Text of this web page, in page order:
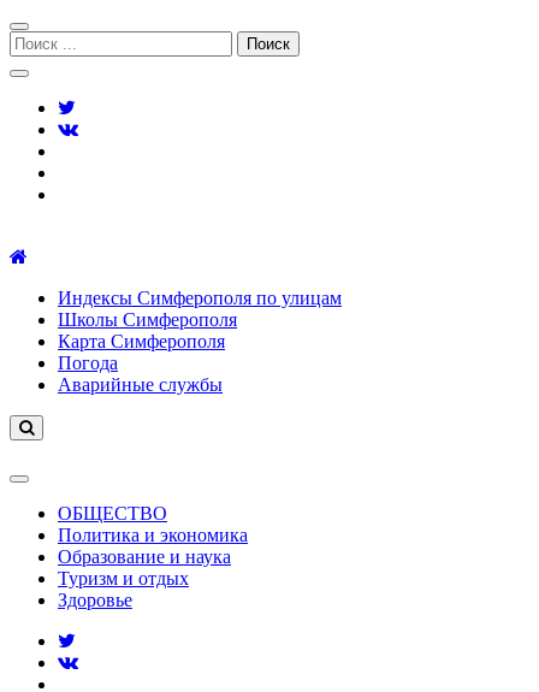
Перейти
к
навигации
Перейти
к
содержимому
Поиск:
Индексы Симферополя по улицам
Школы Симферополя
Карта Симферополя
Погода
Аварийные службы
ОБЩЕСТВО
Политика и экономика
Образование и наука
Туризм и отдых
Здоровье